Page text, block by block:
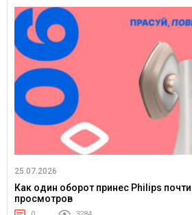
25.07.2026
Как один оборот принес Philips
просмотров